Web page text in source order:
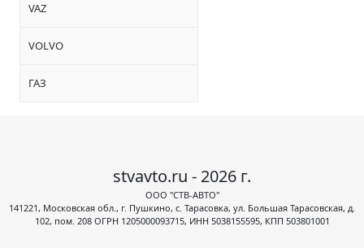
VAZ
VOLVO
ГАЗ
stvavto.ru - 2026 г.
ООО "СТВ-АВТО"
141221, Московская обл., г. Пушкино, с. Тарасовка, ул. Большая Тарасовская, д.
102, пом. 208 ОГРН 1205000093715, ИНН 5038155595, КПП 503801001